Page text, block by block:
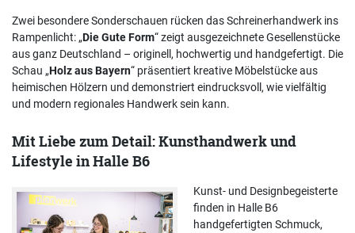
Zwei besondere Sonderschauen rücken das Schreinerhandwerk ins
Rampenlicht: „Die Gute Form“ zeigt ausgezeichnete Gesellenstücke
aus ganz Deutschland – originell, hochwertig und handgefertigt. Die
Schau „Holz aus Bayern“ präsentiert kreative Möbelstücke aus
heimischen Hölzern und demonstriert eindrucksvoll, wie vielfältig
und modern regionales Handwerk sein kann.
Mit Liebe zum Detail: Kunsthandwerk und
Lifestyle in Halle B6
Kunst- und Designbegeisterte
finden in Halle B6
handgefertigten Schmuck,